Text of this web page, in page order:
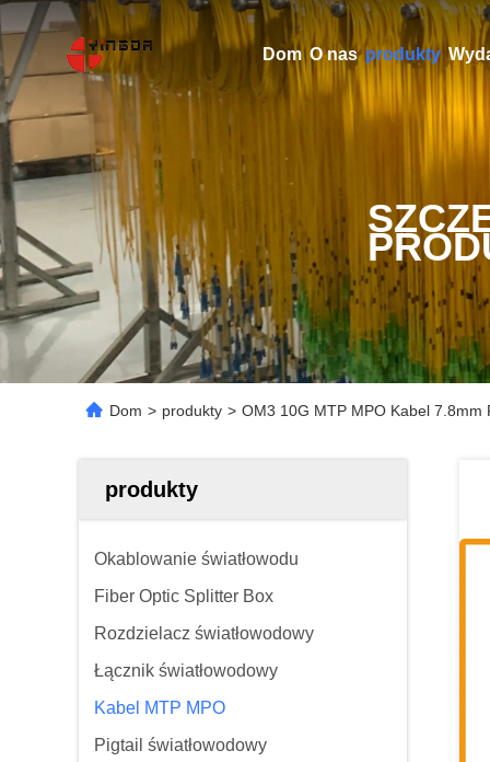
Dom O nas produkty
Dom > produkty > OM3 10G MTP MPO Kabel 7.8mm
produkty
Okablowanie światłowodu
Fiber Optic Splitter Box
Rozdzielacz światłowodowy
Łącznik światłowodowy
Kabel MTP MPO
Pigtail światłowodowy